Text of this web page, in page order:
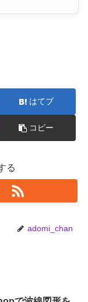
はてブ
コピー
る
adomi_chan